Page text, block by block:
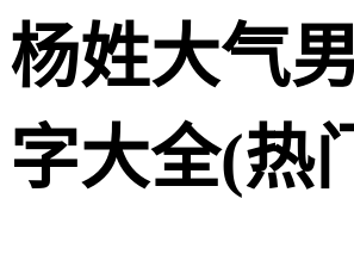
杨姓大气
字大全(热